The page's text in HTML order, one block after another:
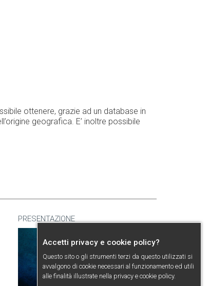
ottenere, grazie ad un database in
geografica. E’ inoltre possibile
PRESENTAZIONE
Accetti privacy e cookie policy?
Questo sito o gli strumenti terzi da questo utilizzati si
avvalgono di cookie necessari al funzionamento ed utili
alle finalità illustrate nella privacy e cookie policy.